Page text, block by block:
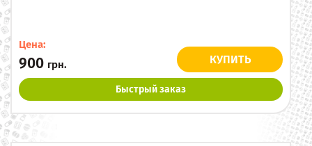
Цена:
900 грн. КУПИТЬ
Быстрый заказ